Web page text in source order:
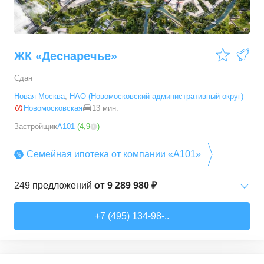
ЖК «Деснаречье»
Сдан
Новая Москва, НАО (Новомосковский административный округ)
Новомосковская
13 мин.
ЗастройщикА101 (4,9 )
Семейная ипотека от компании «А101»
249 предложений от 9 289 980 ₽
+7 (495) 134-98-..